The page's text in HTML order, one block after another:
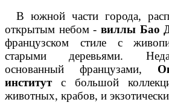
В южной части города,
открытым небом - виллы Бао
французском стиле с
старыми деревьями.
основанный французами,
институтс большой
животных, крабов, и